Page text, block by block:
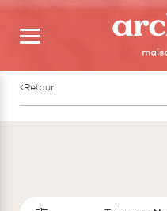
Retour